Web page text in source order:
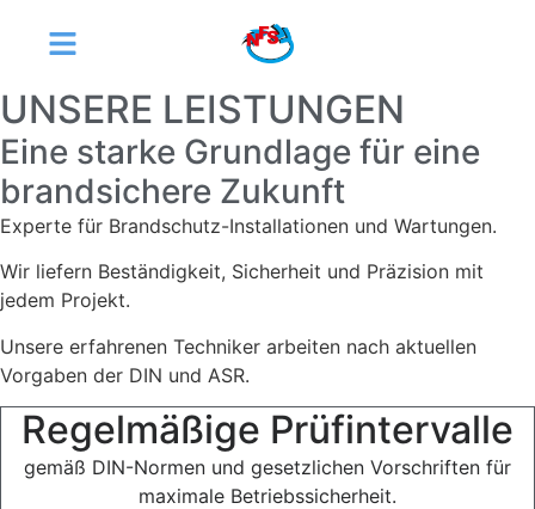
UNSERE LEISTUNGEN
Eine starke Grundlage für eine
brandsichere Zukunft
Experte für Brandschutz-Installationen und Wartungen.
Wir liefern Beständigkeit, Sicherheit und Präzision mit
jedem Projekt.
Unsere erfahrenen Techniker arbeiten nach aktuellen
Vorgaben der DIN und ASR.
Regelmäßige Prüfintervalle
gemäß DIN-Normen und gesetzlichen Vorschriften für
maximale Betriebssicherheit.